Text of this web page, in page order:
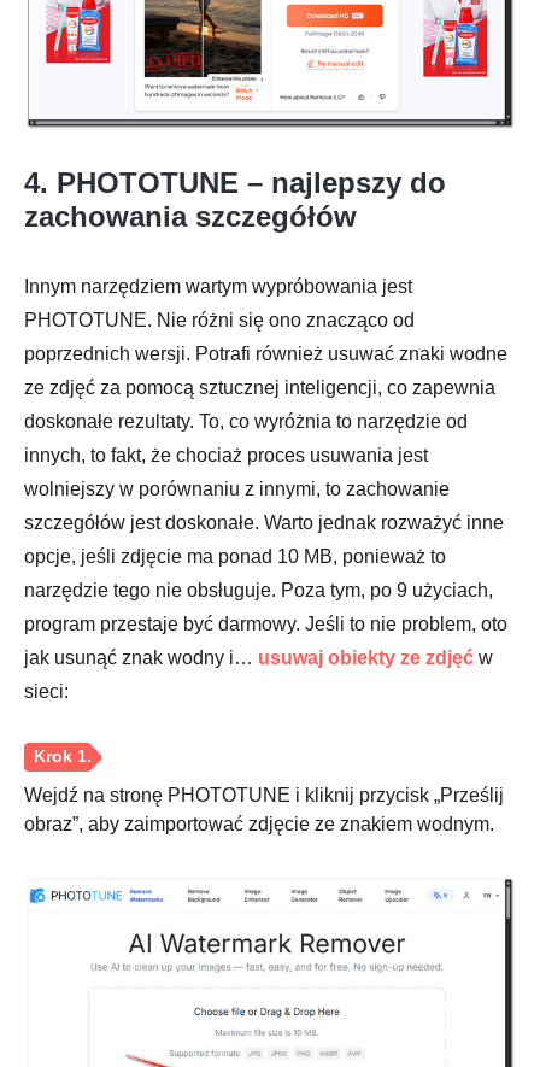
Krok 2.
4. PHOTOTUNE – najlepszy do
zachowania szczegółów
Innym narzędziem wartym wypróbowania jest
PHOTOTUNE. Nie różni się ono znacząco od
poprzednich wersji. Potrafi również usuwać znaki wodne
ze zdjęć za pomocą sztucznej inteligencji, co zapewnia
doskonałe rezultaty. To, co wyróżnia to narzędzie od
innych, to fakt, że chociaż proces usuwania jest
wolniejszy w porównaniu z innymi, to zachowanie
szczegółów jest doskonałe. Warto jednak rozważyć inne
opcje, jeśli zdjęcie ma ponad 10 MB, ponieważ to
narzędzie tego nie obsługuje. Poza tym, po 9 użyciach,
program przestaje być darmowy. Jeśli to nie problem, oto
jak usunąć znak wodny i… usuwaj obiekty ze zdjęć w
sieci:
Wejdź na stronę PHOTOTUNE i kliknij przycisk „Prześlij
obraz”, aby zaimportować zdjęcie ze znakiem wodnym.